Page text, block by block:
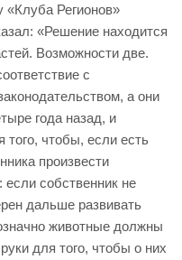
«Клуба Регионов»
«Решение находится
Возможности две.
с
а они
года назад, и
того, чтобы, если есть
произвести
собственник не
дальше развивать
животные должны
для того, чтобы о них